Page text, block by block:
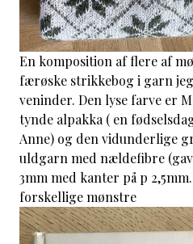
En komposition af flere af
færøske strikkebog i garn
veninder. Den lyse farve er
tynde alpakka ( en
Anne) og den vidunderlige
uldgarn med nældefibre
3mm med kanter på p
forskellige mønstre